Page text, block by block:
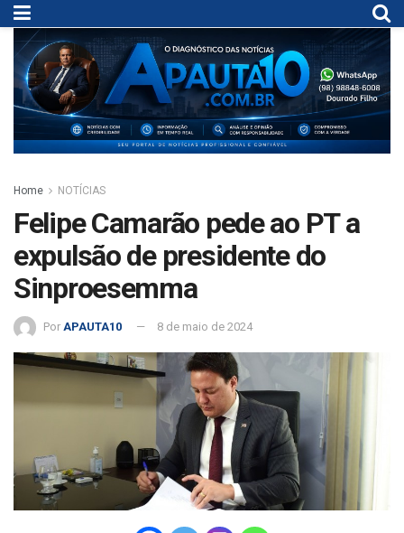
Home NOTÍCIAS
Felipe Camarão pede ao PT a
expulsão de presidente do
Sinproesemma
Por APAUTA10 8 de maio de 2024